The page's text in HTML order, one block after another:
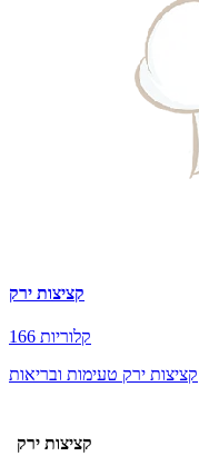
קציצות ירק
166 קלוריות
קציצות ירק טעימות ובריאות
קציצות ירק